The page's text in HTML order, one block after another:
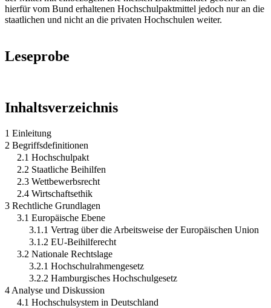
hierfür vom Bund erhaltenen Hochschulpaktmittel jedoch nur an die
staatlichen und nicht an die privaten Hochschulen weiter.
Leseprobe
Inhaltsverzeichnis
1 Einleitung
2 Begriffsdefinitionen
2.1 Hochschulpakt
2.2 Staatliche Beihilfen
2.3 Wettbewerbsrecht
2.4 Wirtschaftsethik
3 Rechtliche Grundlagen
3.1 Europäische Ebene
3.1.1 Vertrag über die Arbeitsweise der Europäischen Union
3.1.2 EU-Beihilferecht
3.2 Nationale Rechtslage
3.2.1 Hochschulrahmengesetz
3.2.2 Hamburgisches Hochschulgesetz
4 Analyse und Diskussion
4.1 Hochschulsystem in Deutschland